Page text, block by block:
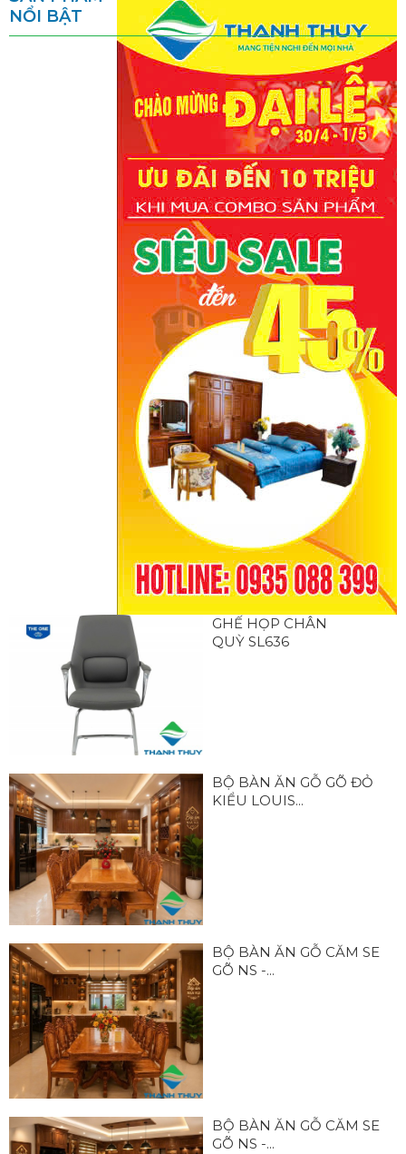
NỔI BẬT
GHẾ HỌP CHÂN
QUỲ SL636
BỘ BÀN ĂN GỖ GÕ ĐỎ
KIỂU LOUIS...
BỘ BÀN ĂN GỖ CĂM SE
GÕ NS -...
BỘ BÀN ĂN GỖ CĂM SE
GÕ NS -...